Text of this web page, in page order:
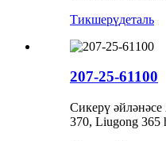
Тикшерүдеталь
207-25-61100
Сикерү
370, Liugong 365